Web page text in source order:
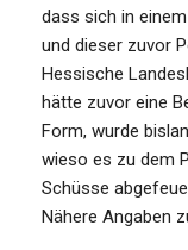
dass sich in
und dieser zuvor
Hessische
hätte zuvor eine
Form, wurde
wieso es zu dem
Schüsse
Nähere Angaben